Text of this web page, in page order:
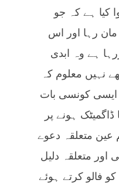
کیا ہے کہ جو
رہا اور اس
ہے وہ ابدی
نہیں معلوم کہ
ایسی کونسی بات
ہونے پر
متعلقہ دعوے
متعلقہ دلیل
فالو کرتے ہوئے